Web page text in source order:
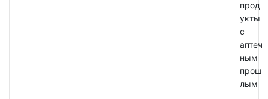
прод
укты
с
аптеч
ным
прош
лым